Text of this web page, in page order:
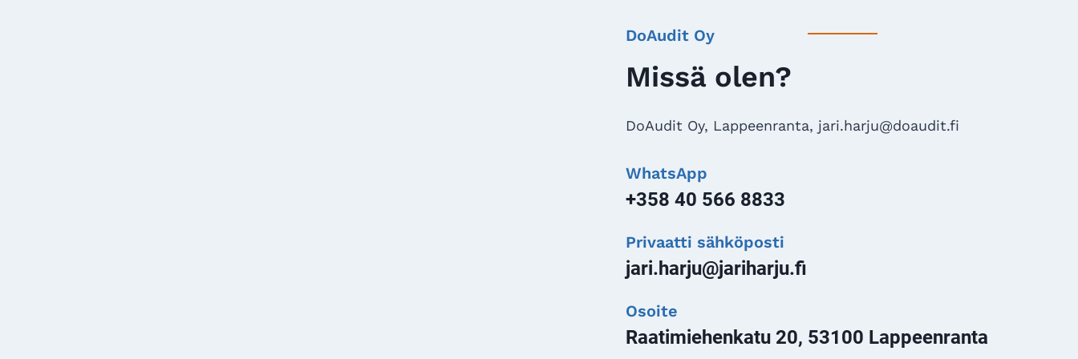
DoAudit Oy
Missä olen?
DoAudit Oy, Lappeenranta, jari.harju@doaudit.fi
WhatsApp
+358 40 566 8833
Privaatti sähköposti
jari.harju@jariharju.fi
Osoite
Raatimiehenkatu 20, 53100 Lappeenranta